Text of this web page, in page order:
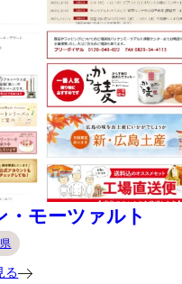
・モーツァルト
る